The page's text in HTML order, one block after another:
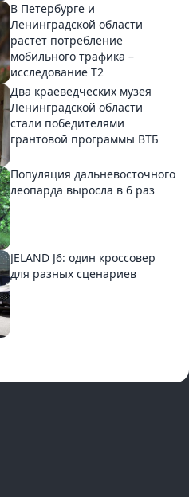
В Петербурге и
Ленинградской области
растет потребление
мобильного трафика –
исследование T2
Два краеведческих музея
Ленинградской области
стали победителями
грантовой программы ВТБ
Популяция дальневосточного
леопарда выросла в 6 раз
JELAND J6: один кроссовер
для разных сценариев